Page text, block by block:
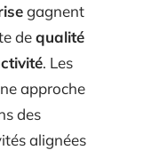
gagnent
dequalité
. Les
approche
des
alignées